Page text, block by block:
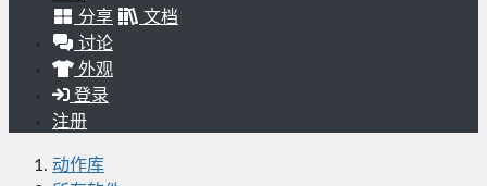
分享
文档
讨论
外观
登录
注册
动作库